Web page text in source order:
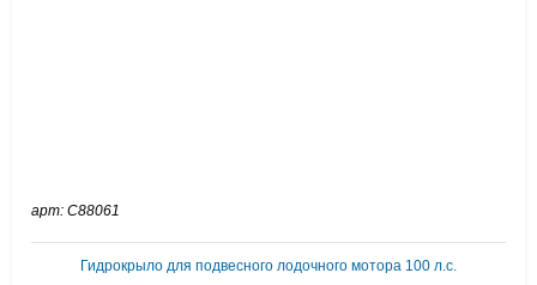
арт: C88061
Гидрокрыло для подвесного лодочного мотора 100 л.с.